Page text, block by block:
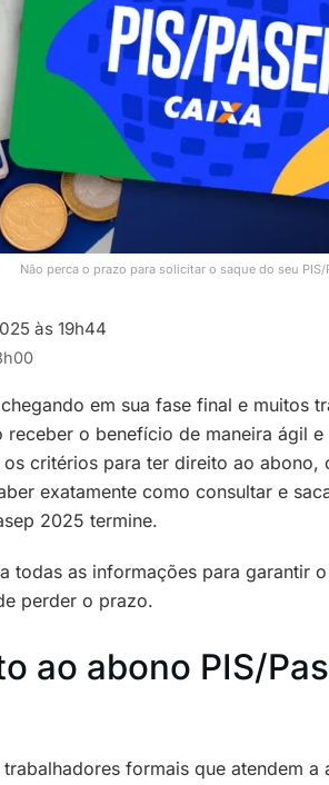
Não perca o prazo para solicitar o saque do seu PIS/
às 19h44
em sua fase final e muitos
o benefício de maneira ágil e
critérios para ter direito ao abono,
exatamente como consultar e
2025 termine.
todas as informações para garantir
perder o prazo.
ao abono PIS/
formais que atendem a